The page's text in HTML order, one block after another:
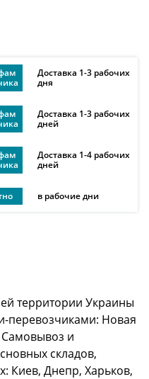
Доставка 1-3 рабочих
дня
Доставка 1-3 рабочих
дней
Доставка 1-4 рабочих
дней
в рабочие дни
территории Украины
перевозчиками: Новая
и
складов,
Киев, Днепр, Харьков,